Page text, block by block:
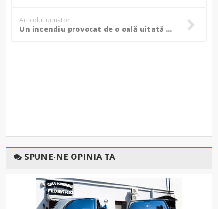
Articolul următor
Un incendiu provocat de o oală uitată pe foc a creat panică într-un bloc din Botoșani!
SPUNE-NE OPINIA TA